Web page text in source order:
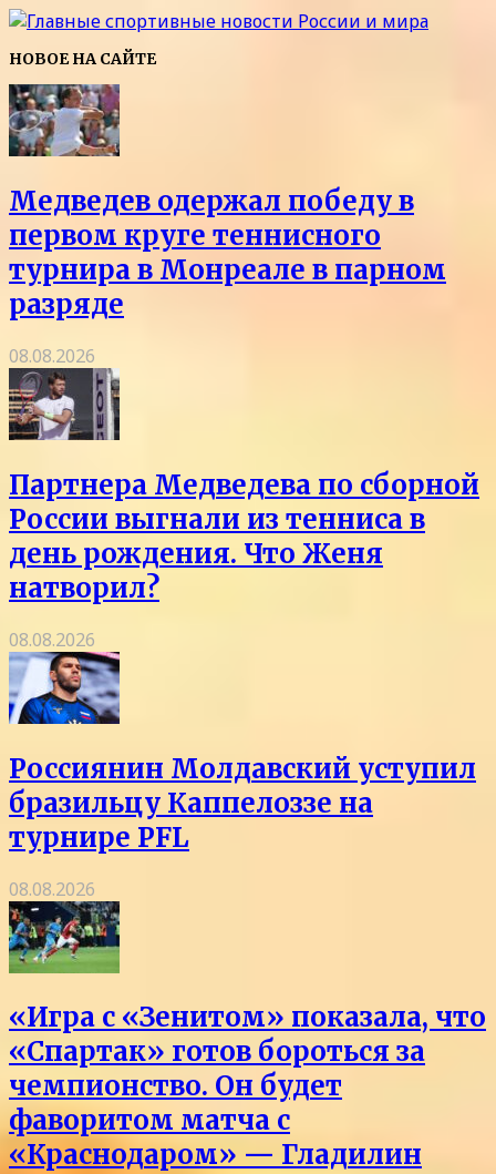
НОВОЕ НА САЙТЕ
Медведев одержал победу в
первом круге теннисного
турнира в Монреале в парном
разряде
08.08.2026
Партнера Медведева по сборной
России выгнали из тенниса в
день рождения. Что Женя
натворил?
08.08.2026
Россиянин Молдавский уступил
бразильцу Каппелоззе на
турнире PFL
08.08.2026
«Игра с «Зенитом» показала, что
«Спартак» готов бороться за
чемпионство. Он будет
фаворитом матча с
«Краснодаром» — Гладилин